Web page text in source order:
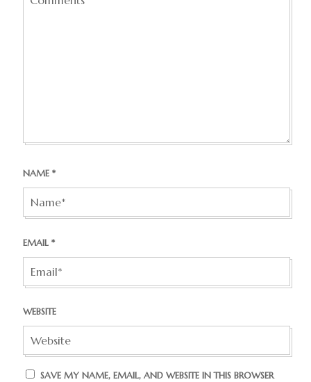
NAME *
EMAIL *
WEBSITE
SAVE MY NAME, EMAIL, AND WEBSITE IN THIS BROWSER